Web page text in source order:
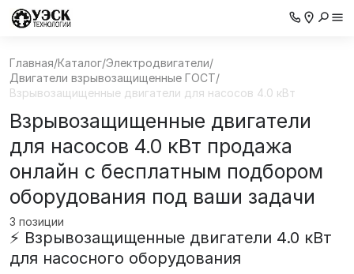
Главная/Каталог/Электродвигатели/
Двигатели взрывозащищенные ГОСТ/
Взрывозащищенные двигатели для насосов 4.0 кВт
Взрывозащищенные двигатели
для насосов 4.0 кВт продажа
онлайн с бесплатным подбором
оборудования под ваши задачи
3 позиции
⚡ Взрывозащищенные двигатели 4.0 кВт
для насосного оборудования